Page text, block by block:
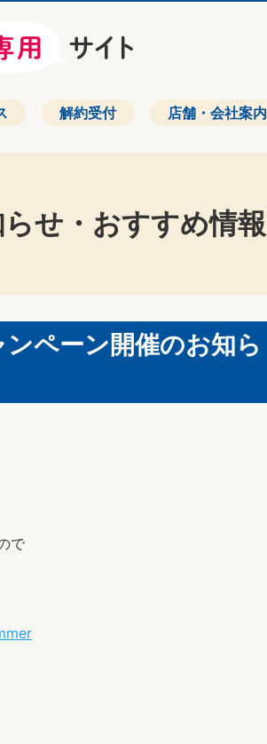
解約受付 店舗・会社案内
せ・おすすめ情報
ンペーン開催のお知ら
で